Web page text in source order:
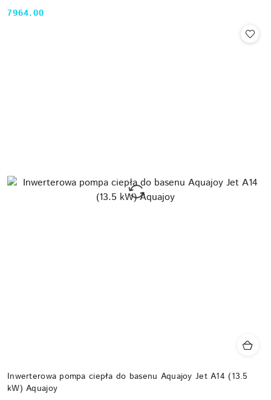
Cena:
7964.00
Inwerterowa pompa ciepła do basenu Aquajoy Jet A14 (13.5
kW) Aquajoy